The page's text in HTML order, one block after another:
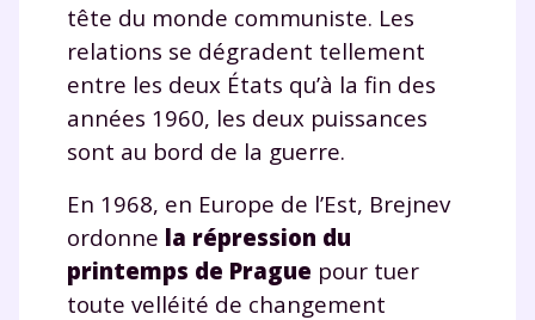
tête du monde communiste. Les
relations se dégradent tellement
entre les deux États qu’à la fin des
années 1960, les deux puissances
sont au bord de la guerre.
En 1968, en Europe de l’Est, Brejnev
ordonne la répression du
printemps de Prague pour tuer
toute velléité de changement